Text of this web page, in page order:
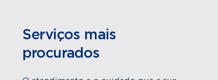
Serviços mais
procurados